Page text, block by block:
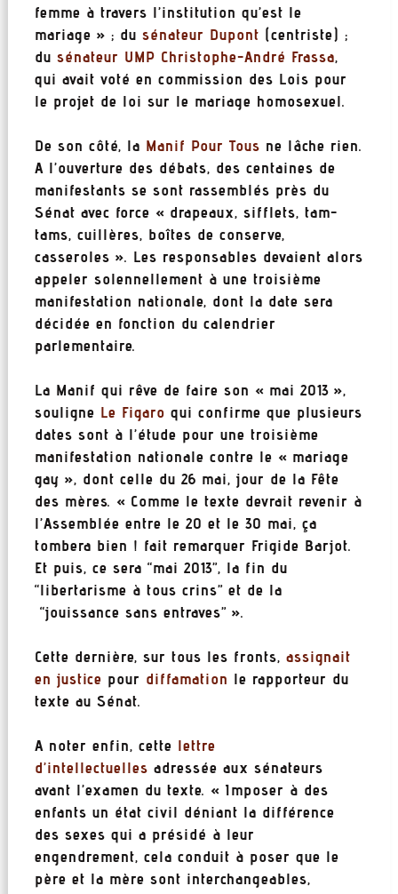
femme à travers l’institution qu’est le
mariage » ; du sénateur Dupont (centriste) ;
du sénateur UMP Christophe-André Frassa,
qui avait voté en commission des Lois pour
le projet de loi sur le mariage homosexuel.
De son côté, la Manif Pour Tous ne lâche rien.
A l’ouverture des débats, des centaines de
manifestants se sont rassemblés près du
Sénat avec force « drapeaux, sifflets, tam-
tams, cuillères, boîtes de conserve,
casseroles ». Les responsables devaient alors
appeler solennellement à une troisième
manifestation nationale, dont la date sera
décidée en fonction du calendrier
parlementaire.
La Manif qui rêve de faire son « mai 2013 »,
souligne Le Figaro qui confirme que plusieurs
dates sont à l’étude pour une troisième
manifestation nationale contre le « mariage
gay », dont celle du 26 mai, jour de la Fête
des mères. « Comme le texte devrait revenir à
l’Assemblée entre le 20 et le 30 mai, ça
tombera bien ! fait remarquer Frigide Barjot.
Et puis, ce sera “mai 2013”, la fin du
“libertarisme à tous crins” et de la
“jouissance sans entraves” ».
Cette dernière, sur tous les fronts, assignait
en justice pour diffamation le rapporteur du
texte au Sénat.
A noter enfin, cette lettre
d’intellectuelles adressée aux sénateurs
avant l’examen du texte. « Imposer à des
enfants un état civil déniant la différence
des sexes qui a présidé à leur
engendrement, cela conduit à poser que le
père et la mère sont interchangeables,